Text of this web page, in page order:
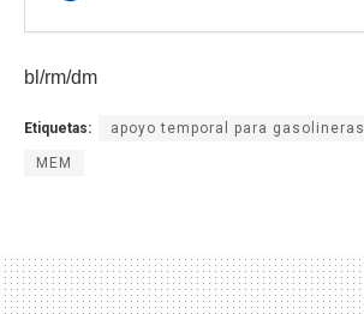
bl/rm/dm
Etiquetas: apoyo temporal para gasolineras
MEM